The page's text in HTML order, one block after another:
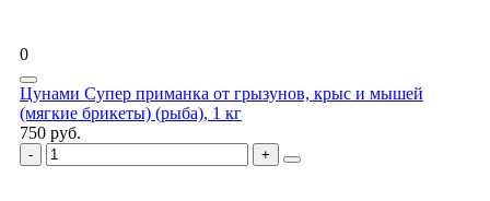
0
Цунами Супер приманка от грызунов, крыс и мышей
(мягкие брикеты) (рыба), 1 кг
750 руб.